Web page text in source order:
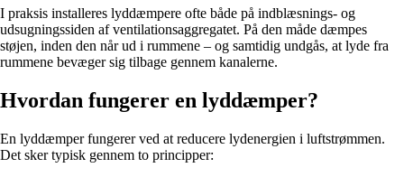
I praksis installeres lyddæmpere ofte både på indblæsnings- og
udsugningssiden af ventilationsaggregatet. På den måde dæmpes
støjen, inden den når ud i rummene – og samtidig undgås, at lyde fra
rummene bevæger sig tilbage gennem kanalerne.
Hvordan fungerer en lyddæmper?
En lyddæmper fungerer ved at reducere lydenergien i luftstrømmen.
Det sker typisk gennem to principper: